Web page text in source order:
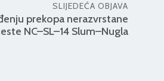
SLIJEDEĆA OBJAVA
prekopa nerazvrstane
NC–SL–14 Slum–Nugla